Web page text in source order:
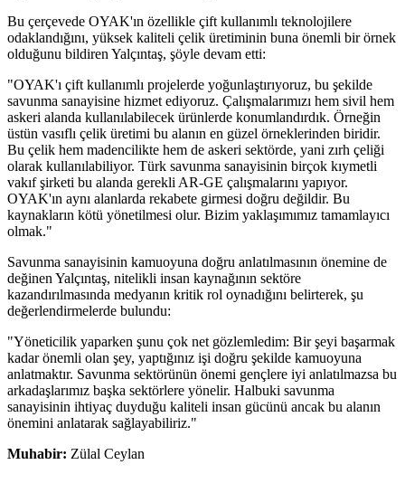
Bu çerçevede OYAK'ın özellikle çift kullanımlı teknolojilere
odaklandığını, yüksek kaliteli çelik üretiminin buna önemli bir örnek
olduğunu bildiren Yalçıntaş, şöyle devam etti:
"OYAK'ı çift kullanımlı projelerde yoğunlaştırıyoruz, bu şekilde
savunma sanayisine hizmet ediyoruz. Çalışmalarımızı hem sivil hem
askeri alanda kullanılabilecek ürünlerde konumlandırdık. Örneğin
üstün vasıflı çelik üretimi bu alanın en güzel örneklerinden biridir.
Bu çelik hem madencilikte hem de askeri sektörde, yani zırh çeliği
olarak kullanılabiliyor. Türk savunma sanayisinin birçok kıymetli
vakıf şirketi bu alanda gerekli AR-GE çalışmalarını yapıyor.
OYAK'ın aynı alanlarda rekabete girmesi doğru değildir. Bu
kaynakların kötü yönetilmesi olur. Bizim yaklaşımımız tamamlayıcı
olmak."
Savunma sanayisinin kamuoyuna doğru anlatılmasının önemine de
değinen Yalçıntaş, nitelikli insan kaynağının sektöre
kazandırılmasında medyanın kritik rol oynadığını belirterek, şu
değerlendirmelerde bulundu:
"Yöneticilik yaparken şunu çok net gözlemledim: Bir şeyi başarmak
kadar önemli olan şey, yaptığınız işi doğru şekilde kamuoyuna
anlatmaktır. Savunma sektörünün önemi gençlere iyi anlatılmazsa bu
arkadaşlarımız başka sektörlere yönelir. Halbuki savunma
sanayisinin ihtiyaç duyduğu kaliteli insan gücünü ancak bu alanın
önemini anlatarak sağlayabiliriz."
Muhabir: Zülal Ceylan